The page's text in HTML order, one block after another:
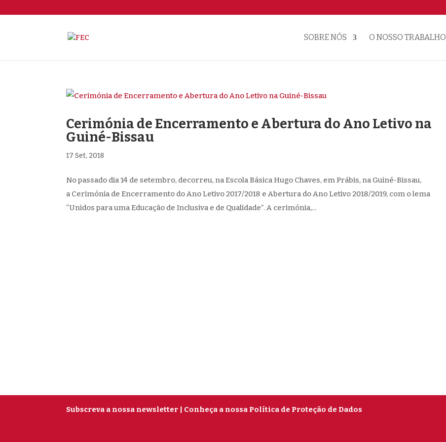
SOBRE NÓS O NOSSO TRABALHO
Cerimónia de Encerramento e Abertura do Ano Letivo na
Guiné-Bissau
17 Set, 2018
No passado dia 14 de setembro, decorreu, na Escola Básica Hugo Chaves, em Prábis, na Guiné-Bissau,
a Cerimónia de Encerramento do Ano Letivo 2017/2018 e Abertura do Ano Letivo 2018/2019, com o lema
“Unidos para uma Educação de Inclusiva e de Qualidade”. A cerimónia,...
Subscreva a nossa newsletter | Conheça a nossa Política de Proteção de Dados